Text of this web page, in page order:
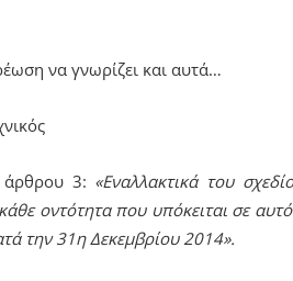
να γνωρίζει και αυτά…
3: «Εναλλακτικά του
οντότητα που υπόκειται σε
την 31η Δεκεμβρίου 2014».